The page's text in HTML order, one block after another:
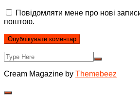
Повідомляти мене про нові
поштою.
Cream Magazine by Themebeez